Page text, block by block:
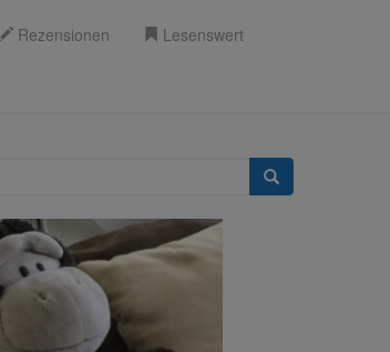
Rezensionen Lesenswert